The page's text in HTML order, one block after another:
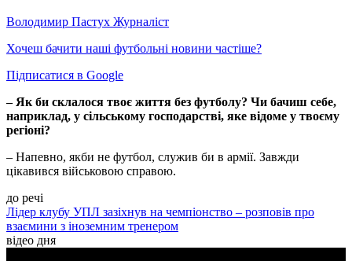
Володимир Пастух Журналіст
Хочеш бачити наші футбольні новини частіше?
Підписатися в Google
– Як би склалося твоє життя без футболу? Чи бачиш себе,
наприклад, у сільському господарстві, яке відоме у твоєму
регіоні?
– Напевно, якби не футбол, служив би в армії. Завжди
цікавився військовою справою.
до речі
Лідер клубу УПЛ зазіхнув на чемпіонство – розповів про
взаємини з іноземним тренером
відео дня